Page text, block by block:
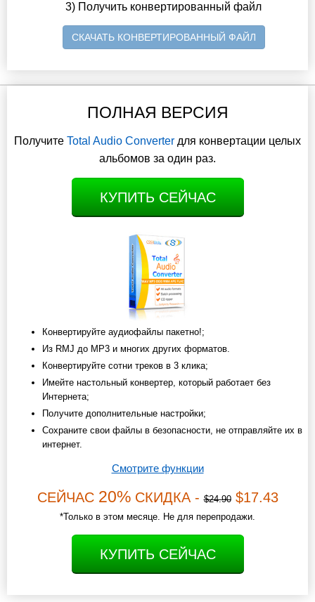
3) Получить конвертированный файл
СКАЧАТЬ КОНВЕРТИРОВАННЫЙ ФАЙЛ
ПОЛНАЯ ВЕРСИЯ
Получите Total Audio Converter для конвертации целых
альбомов за один раз.
КУПИТЬ СЕЙЧАС
Конвертируйте аудиофайлы пакетно!;
Из RMJ до MP3 и многих других форматов.
Конвертируйте сотни треков в 3 клика;
Имейте настольный конвертер, который работает без
Интернета;
Получите дополнительные настройки;
Сохраните свои файлы в безопасности, не отправляйте их в
интернет.
Смотрите функции
СЕЙЧАС 20%СКИДКА -$24.90$17.43
*Только в этом месяце. Не для перепродажи.
КУПИТЬ СЕЙЧАС